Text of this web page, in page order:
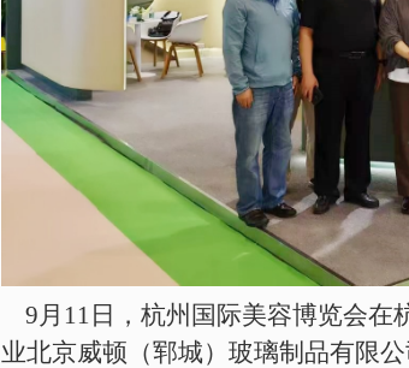
9月11日，杭州国际美容博览会在
业北京威顿（郓城）玻璃制品有限